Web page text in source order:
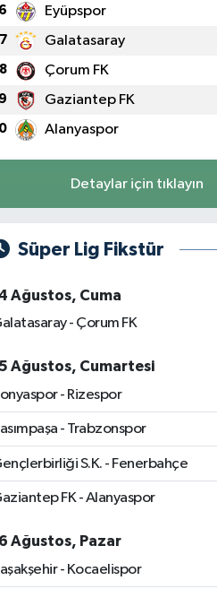
6 Eyüpspor
7 Galatasaray
8 Çorum FK
9 Gaziantep FK
Alanyaspor
Detaylar için tıklayın
Süper Lig Fikstür
Ağustos, Cuma
- Çorum FK
Ağustos, Cumartesi
- Rizespor
- Trabzonspor
S.K. - Fenerbahçe
FK - Alanyaspor
Ağustos, Pazar
- Kocaelispor